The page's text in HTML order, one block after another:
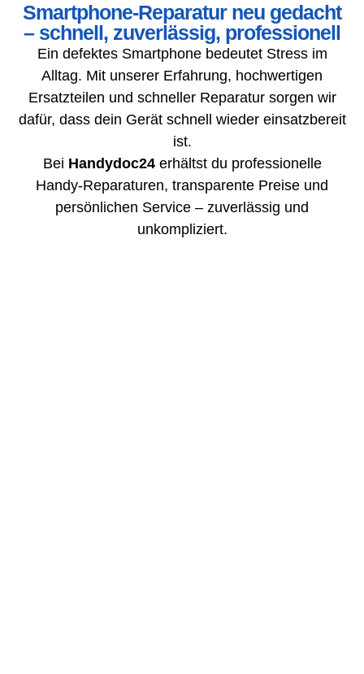
Smartphone-Reparatur neu gedacht
– schnell, zuverlässig, professionell
Ein defektes Smartphone bedeutet Stress im
Alltag. Mit unserer Erfahrung, hochwertigen
Ersatzteilen und schneller Reparatur sorgen wir
dafür, dass dein Gerät schnell wieder einsatzbereit
ist.
Bei Handydoc24erhältst du professionelle
Handy-Reparaturen, transparente Preise und
persönlichen Service – zuverlässig und
unkompliziert.